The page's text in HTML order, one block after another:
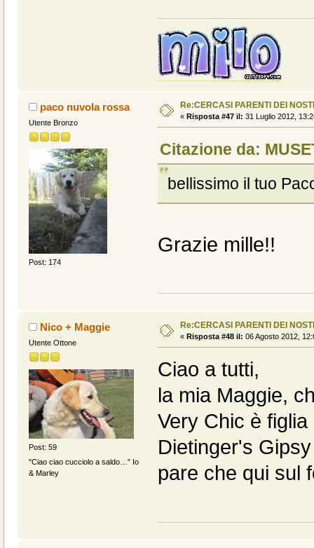
paco nuvola rossa
Utente Bronzo
Post: 174
Re:CERCASI PARENTI DEI
« Risposta #47 il: 31 Luglio 2012,
Citazione da:
bellissimo il tuo
Grazie mille!!
Nico + Maggie
Utente Ottone
Post: 59
"Ciao ciao cucciolo a saldo…" Io
& Marley
Re:CERCASI PARENTI DEI
« Risposta #48 il: 06 Agosto 2012,
Ciao a tutti,
la mia Maggie,
Very Chic è
Dietinger's
pare che qui sul